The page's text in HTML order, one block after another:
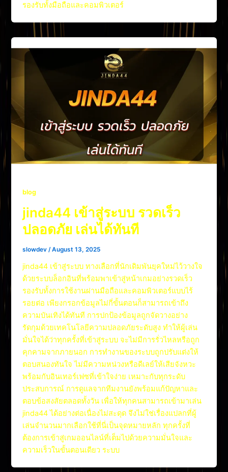
รองรับทั้งมือถือและคอมพิวเตอร์
blog
jinda44 เข้าสู่ระบบ รวดเร็ว
ปลอดภัย เล่นได้ทันที
slowdev/August 13, 2025
jinda44 เข้าสู่ระบบ ทางเลือกที่นักเดิมพันยุคใหม่ไว้วางใจ
ด้วยระบบล็อกอินที่พร้อมพาเข้าสู่หน้าเกมอย่างรวดเร็ว
รองรับทั้งการใช้งานผ่านมือถือและคอมพิวเตอร์แบบไร้
รอยต่อ เพียงกรอกข้อมูลไม่กี่ขั้นตอนก็สามารถเข้าถึง
ความบันเทิงได้ทันที การปกป้องข้อมูลถูกจัดวางอย่าง
รัดกุมด้วยเทคโนโลยีความปลอดภัยระดับสูง ทำให้ผู้เล่น
มั่นใจได้ว่าทุกครั้งที่เข้าสู่ระบบ จะไม่มีการรั่วไหลหรือถูก
คุกคามจากภายนอก การทำงานของระบบถูกปรับแต่งให้
ตอบสนองทันใจ ไม่มีความหน่วงหรือดีเลย์ให้เสียจังหวะ
พร้อมกับอินเทอร์เฟซที่เข้าใจง่าย เหมาะกับทุกระดับ
ประสบการณ์ การดูแลจากทีมงานยังพร้อมแก้ปัญหาและ
ตอบข้อสงสัยตลอดทั้งวัน เพื่อให้ทุกคนสามารถเข้ามาเล่น
jinda44 ได้อย่างต่อเนื่องไม่สะดุด จึงไม่ใช่เรื่องแปลกที่ผู้
เล่นจำนวนมากเลือกใช้ที่นี่เป็นจุดหมายหลัก ทุกครั้งที่
ต้องการเข้าสู่เกมออนไลน์ที่เต็มไปด้วยความมั่นใจและ
ความเร็วในขั้นตอนเดียว ระบบ